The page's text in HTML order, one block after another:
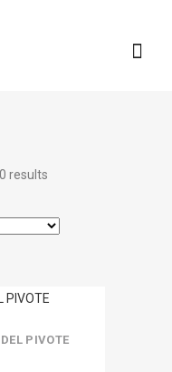
results
PIVOTE